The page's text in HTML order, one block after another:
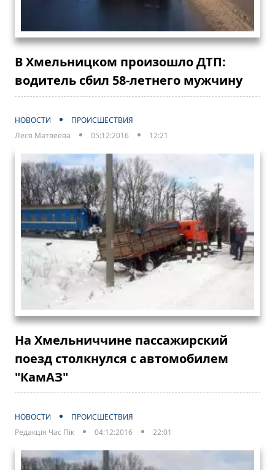
В Хмельницком произошло ДТП:
водитель сбил 58-летнего мужчину
НОВОСТИ
ПРОИСШЕСТВИЯ
Леся Матвеева
05:12:2016 12:21
На Хмельниччине пассажирский
поезд столкнулся с автомобилем
"КамАЗ"
НОВОСТИ
ПРОИСШЕСТВИЯ
Редакція Час Пік
04:12:2016 22:01